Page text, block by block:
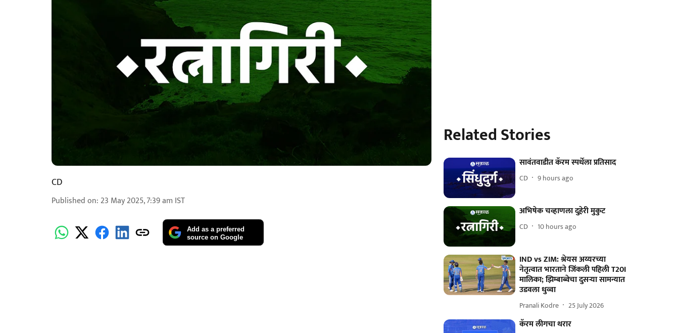
CD
Published on: 23 May 2025, 7:39 am IST
Add as a preferred
source on Google
Related Stories
सावंतवाडीत कॅरम स्पर्धेला प्रतिसाद
CD 9 hours ago
अभिषेक चव्हाणला दुहेरी मुकुट
CD 10 hours ago
IND vs ZIM: श्रेयस अय्यरच्या
नेतृत्वात भारताने जिंकली पहिली T20I
मालिका; झिम्बाब्वेचा दुसर्‍या सामन्यात
उडवला धुव्वा
Pranali Kodre 25 July 2026
कॅरम लीगचा थरार